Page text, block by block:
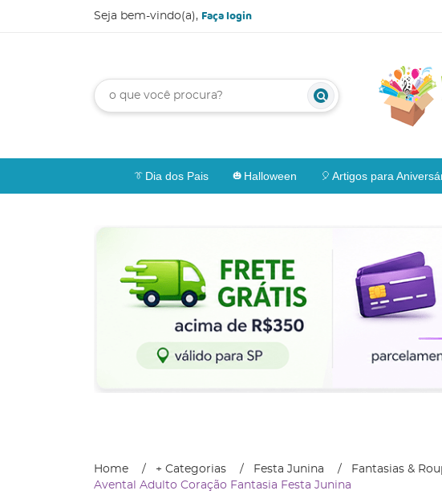
Seja bem-vindo(a), Faça login
Dia dos Pais Halloween Artigos para
Home + Categorias Festa Junina Fantasias &
Avental Adulto Coração Fantasia Festa Junina